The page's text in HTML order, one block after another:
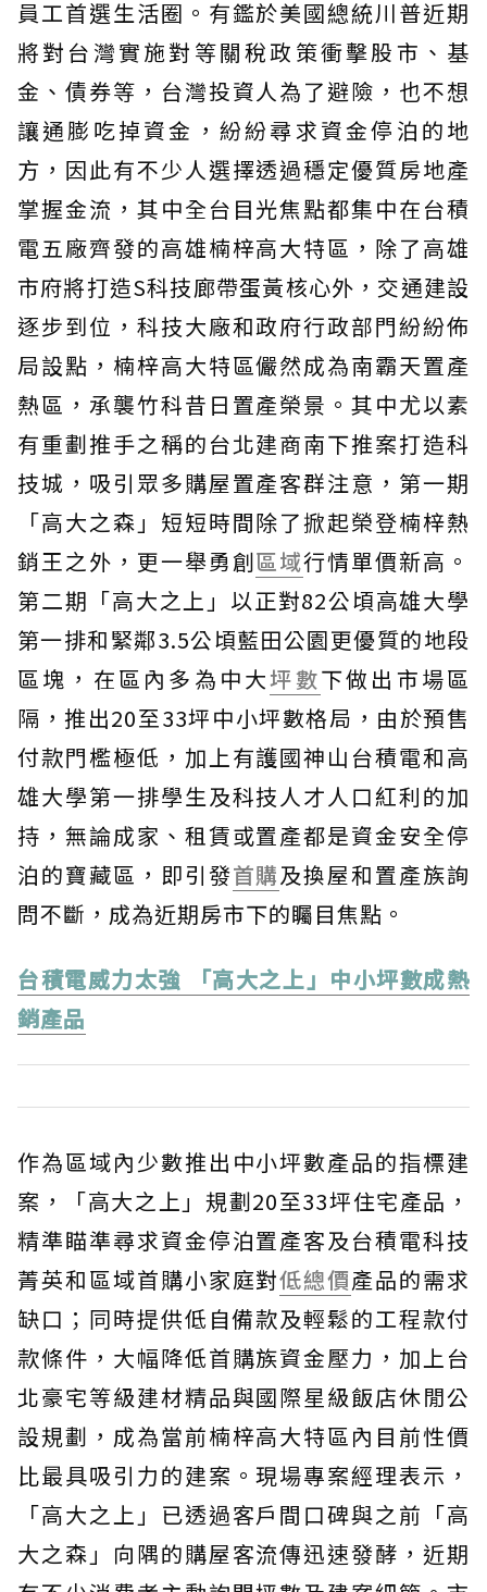
員工首選生活圈。有鑑於美國總統川普近期
將對台灣實施對等關稅政策衝擊股市、基
金、債券等，台灣投資人為了避險，也不想
讓通膨吃掉資金，紛紛尋求資金停泊的地
方，因此有不少人選擇透過穩定優質房地產
掌握金流，其中全台目光焦點都集中在台積
電五廠齊發的高雄楠梓高大特區，除了高雄
市府將打造S科技廊帶蛋黃核心外，交通建設
逐步到位，科技大廠和政府行政部門紛紛佈
局設點，楠梓高大特區儼然成為南霸天置產
熱區，承襲竹科昔日置產榮景。其中尤以素
有重劃推手之稱的台北建商南下推案打造科
技城，吸引眾多購屋置產客群注意，第一期
「高大之森」短短時間除了掀起榮登楠梓熱
銷王之外，更一舉勇創區域行情單價新高。
第二期「高大之上」以正對82公頃高雄大學
第一排和緊鄰3.5公頃藍田公園更優質的地段
區塊，在區內多為中大坪數下做出市場區
隔，推出20至33坪中小坪數格局，由於預售
付款門檻極低，加上有護國神山台積電和高
雄大學第一排學生及科技人才人口紅利的加
持，無論成家、租賃或置產都是資金安全停
泊的寶藏區，即引發首購及換屋和置產族詢
問不斷，成為近期房市下的矚目焦點。
台積電威力太強 「高大之上」中小坪數成熱
銷產品
作為區域內少數推出中小坪數產品的指標建
案，「高大之上」規劃20至33坪住宅產品，
精準瞄準尋求資金停泊置產客及台積電科技
菁英和區域首購小家庭對低總價產品的需求
缺口；同時提供低自備款及輕鬆的工程款付
款條件，大幅降低首購族資金壓力，加上台
北豪宅等級建材精品與國際星級飯店休閒公
設規劃，成為當前楠梓高大特區內目前性價
比最具吸引力的建案。現場專案經理表示，
「高大之上」已透過客戶間口碑與之前「高
大之森」向隅的購屋客流傳迅速發酵，近期